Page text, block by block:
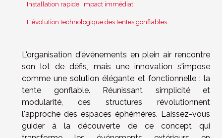
Installation rapide, impact immédiat
L'évolution technologique des tentes gonflables
L'organisation d'événements en plein air rencontre
son lot de défis, mais une innovation s'impose
comme une solution élégante et fonctionnelle : la
tente gonflable. Réunissant simplicité et
modularité, ces structures révolutionnent
l'approche des espaces éphémères. Laissez-vous
guider à la découverte de ce concept qui